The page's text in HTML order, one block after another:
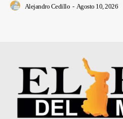
Alejandro Cedillo - Agosto 10, 2026